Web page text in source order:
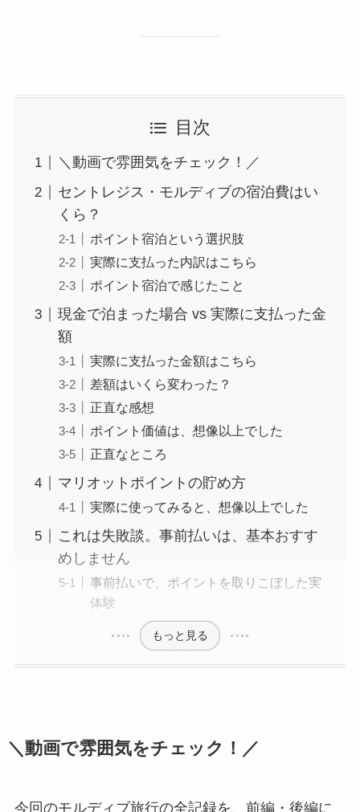
目次
＼動画で雰囲気をチェック！／
セントレジス・モルディブの宿泊費はい
くら？
ポイント宿泊という選択肢
実際に支払った内訳はこちら
ポイント宿泊で感じたこと
現金で泊まった場合 vs 実際に支払った金
額
実際に支払った金額はこちら
差額はいくら変わった？
正直な感想
ポイント価値は、想像以上でした
正直なところ
マリオットポイントの貯め方
実際に使ってみると、想像以上でした
これは失敗談。事前払いは、基本おすす
めしません
事前払いで、ポイントを取りこぼした実
体験
もっと見る
＼動画で雰囲気をチェック！／
今回のモルディブ旅行の全記録を、前編・後編に